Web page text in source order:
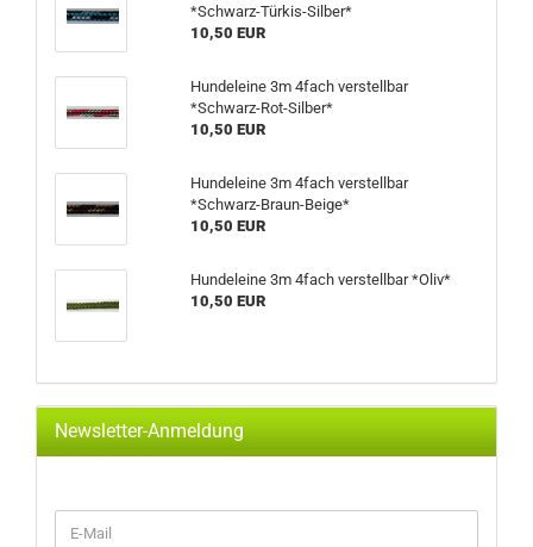
*Schwarz-Türkis-Silber*
10,50 EUR
Hundeleine 3m 4fach verstellbar
*Schwarz-Rot-Silber*
10,50 EUR
Hundeleine 3m 4fach verstellbar
*Schwarz-Braun-Beige*
10,50 EUR
Hundeleine 3m 4fach verstellbar *Oliv*
10,50 EUR
Newsletter-Anmeldung
ZUR
E-